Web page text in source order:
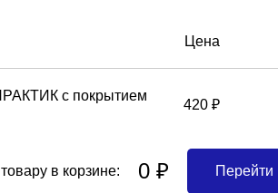
Цена
с покрытием
420 ₽
в корзине: 0 ₽ Перейти